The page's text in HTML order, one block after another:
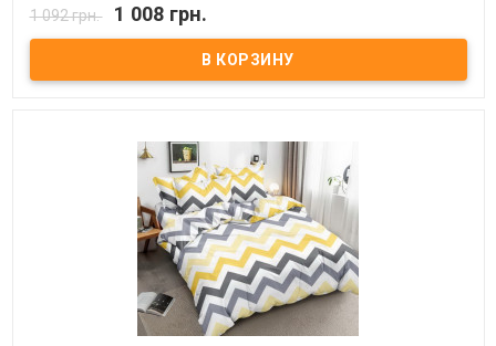
Stella Prima SP-1007 полуторный Простынь: 160x220 см. - 1 шт.
Пододеяльник: 160x220 см. - 1 шт. Наволочки (2 шт.): 50x70 см
Состав: полиэстер 100%, микросатин. Упаковка: ПВХ Торговая
марка: Stella Prima (Турция).
1 092 грн. 1 008 грн.